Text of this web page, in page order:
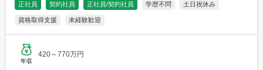
正社員 契約社員 正社員/契約社員 学歴不問 土日祝休み
資格取得支援 未経験歓迎
年収
420～770万円